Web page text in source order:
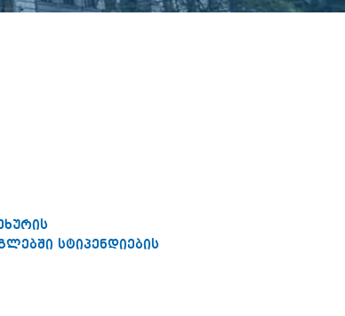
სტიპენდიების